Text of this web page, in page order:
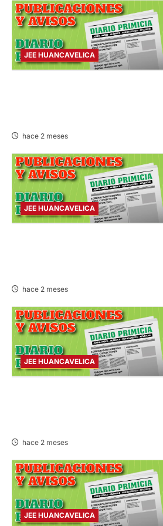
JEE HUANCAVELICA
hace 2 meses
JEE HUANCAVELICA
hace 2 meses
JEE HUANCAVELICA
hace 2 meses
JEE HUANCAVELICA